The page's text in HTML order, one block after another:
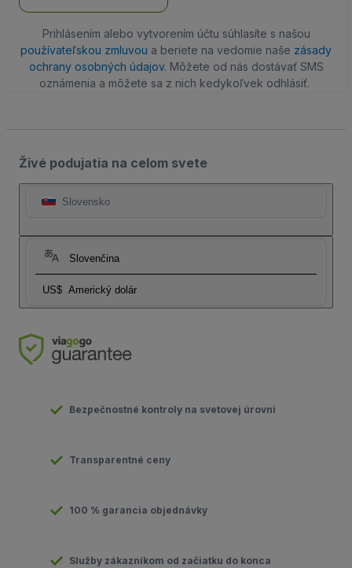
Prihlásením alebo vytvorením účtu súhlasíte s našou
používateľskou zmluvou a beriete na vedomie naše zásady
ochrany osobných údajov. Môžete od nás dostávať SMS
oznámenia a môžete sa z nich kedykoľvek odhlásiť.
Živé podujatia na celom svete
Slovensko
Slovenčina
US$ Americký dolár
Bezpečnostné kontroly na svetovej úrovni
Transparentné ceny
100 % garancia objednávky
Služby zákazníkom od začiatku do konca